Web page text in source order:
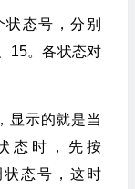
态号，分别
15。各状态对
显示的就是当
态时，先按
状态号，这时